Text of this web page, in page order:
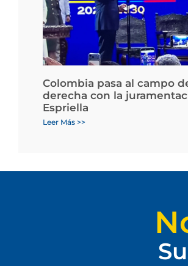
Colombia pasa al campo
derecha con la
Espriella
Leer Más >>